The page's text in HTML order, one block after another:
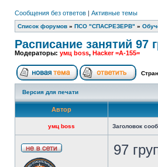
Сообщения без ответов | Активные темы
Список форумов » ПСО "СПАСРЕЗЕРВ" »
Расписание занятий 97
Модераторы: умц boss, Hacker =A-155=
Версия для печати
Автор
умц boss Заголовок
97